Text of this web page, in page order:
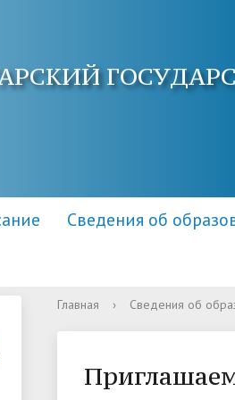
Сведения об
Структура и органы
Адреса электронной
Центр повышения
Информация о приеме
Правила и условия приема
Главная › Сведения об